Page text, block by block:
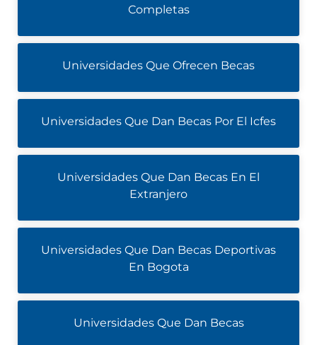
Completas
Universidades Que Ofrecen Becas
Universidades Que Dan Becas Por El Icfes
Universidades Que Dan Becas En El
Extranjero
Universidades Que Dan Becas Deportivas
En Bogota
Universidades Que Dan Becas